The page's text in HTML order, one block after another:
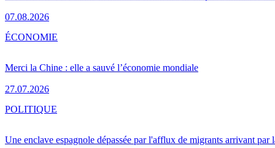
07.08.2026
Merci la Chine : elle a sauvé l’économie mondiale
27.07.2026
ÉCONOMIE
Une enclave espagnole dépassée par l'afflux de migrants arrivant par
POLITIQUE